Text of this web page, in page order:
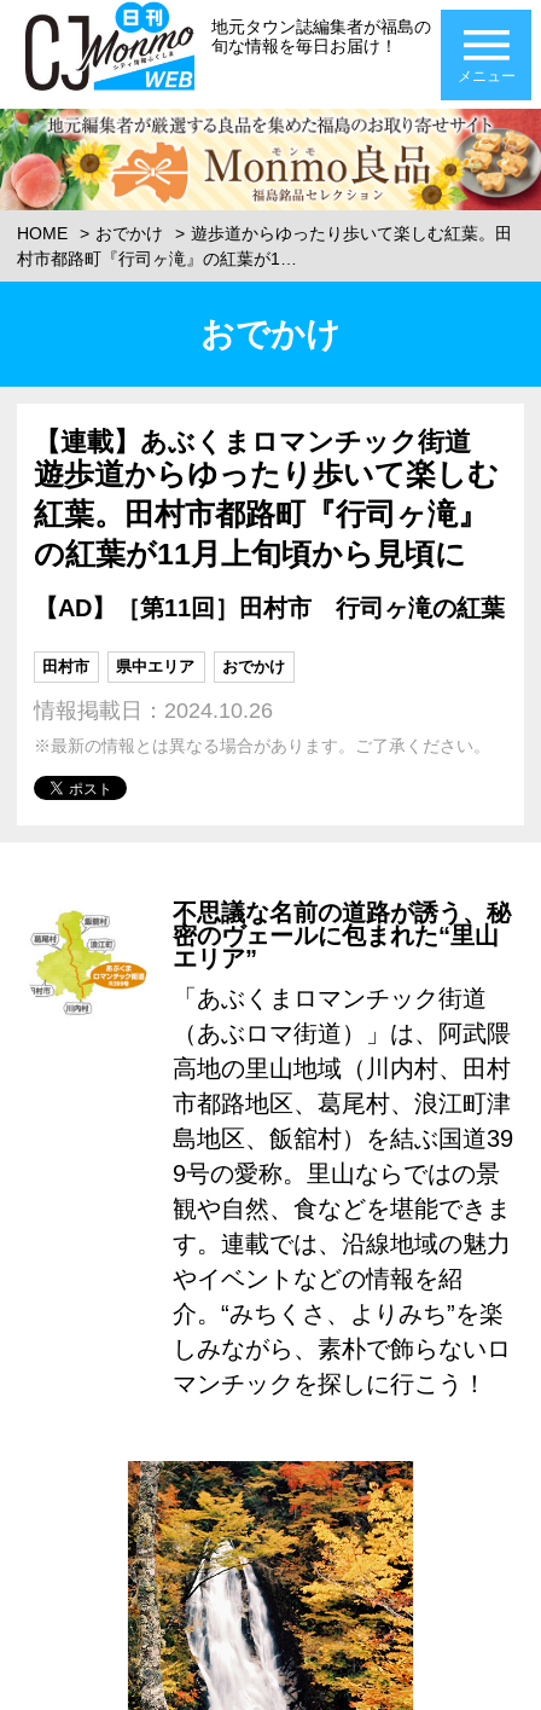
地元タウン誌編集者が福島の
旬な情報を毎日お届け！
メニュー
HOME おでかけ
遊歩道からゆったり歩いて楽しむ紅葉。田
村市都路町『行司ヶ滝』の紅葉が1…
おでかけ
【連載】あぶくまロマンチック街道
遊歩道からゆったり歩いて楽しむ
紅葉。田村市都路町『行司ヶ滝』
の紅葉が11月上旬頃から見頃に
【AD】［第11回］田村市 行司ヶ滝の紅葉
田村市 県中エリア おでかけ
情報掲載日：2024.10.26
※最新の情報とは異なる場合があります。ご了承ください。
不思議な名前の道路が誘う、秘
密のヴェールに包まれた“里山
エリア”
「あぶくまロマンチック街道
（あぶロマ街道）」は、阿武隈
高地の里山地域（川内村、田村
市都路地区、葛尾村、浪江町津
島地区、飯舘村）を結ぶ国道39
9号の愛称。里山ならではの景
観や自然、食などを堪能できま
す。連載では、沿線地域の魅力
やイベントなどの情報を紹
介。“みちくさ、よりみち”を楽
しみながら、素朴で飾らないロ
マンチックを探しに行こう！